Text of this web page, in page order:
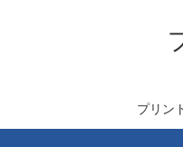
プリン